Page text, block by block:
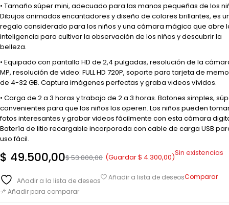
• Tamaño súper mini, adecuado para las manos pequeñas de los
Dibujos animados encantadores y diseño de colores brillantes, es
regalo considerado para los niños y una cámara mágica que abre
inteligencia para cultivar la observación de los niños y descubrir la
belleza.
• Equipado con pantalla HD de 2,4 pulgadas, resolución de la
MP, resolución de video: FULL HD 720P, soporte para tarjeta de
de 4-32 GB. Captura imágenes perfectas y graba videos vívidos.
• Carga de 2 a 3 horas y trabajo de 2 a 3 horas. Botones simples,
convenientes para que los niños los operen. Los niños pueden
fotos interesantes y grabar videos fácilmente con esta cámara
Batería de litio recargable incorporada con cable de carga USB
uso fácil.
$53.800,00
$ 49.500,00 (Guardar$ 4.300,00)Sin existencias
Añadir a la lista de deseos Añadir a lista de deseosComparar
Añadir para comparar